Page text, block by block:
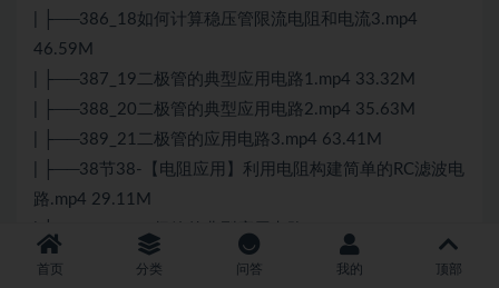
| ├──386_18如何计算稳压管限流电阻和电流3.mp4
46.59M
| ├──387_19二极管的典型应用电路1.mp4 33.32M
| ├──388_20二极管的典型应用电路2.mp4 35.63M
| ├──389_21二极管的应用电路3.mp4 63.41M
| ├──38节38-【电阻应用】利用电阻构建简单的RC滤波电
路.mp4 29.11M
| ├──390_22二极管的典型应用电路4.mp4 47.75M
| ├──391_23稳压二极管的应用电路.mp4 40.08M
首页 分类 问答 我的 顶部